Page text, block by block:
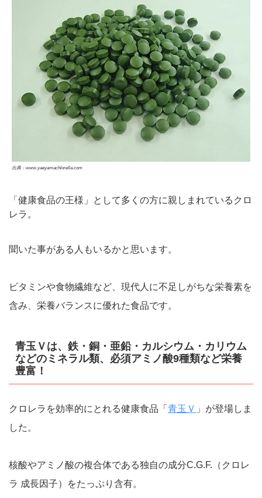
出典：www.yaeyamachlorella.com
「健康食品の王様」として多くの方に親しまれているクロ
レラ。
聞いた事がある人もいるかと思います。
ビタミンや食物繊維など、現代人に不足しがちな栄養素を
含み、栄養バランスに優れた食品です。
青玉Ｖは、鉄・銅・亜鉛・カルシウム・カリウム
などのミネラル類、必須アミノ酸9種類など栄養
豊富！
クロレラを効率的にとれる健康食品「 青玉Ｖ 」が登場しま
した。
核酸やアミノ酸の複合体である独自の成分C.G.F.（クロレ
ラ 成長因子）をたっぷり含有。